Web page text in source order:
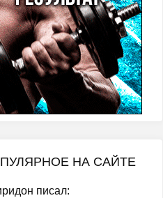
НА САЙТЕ
писал: